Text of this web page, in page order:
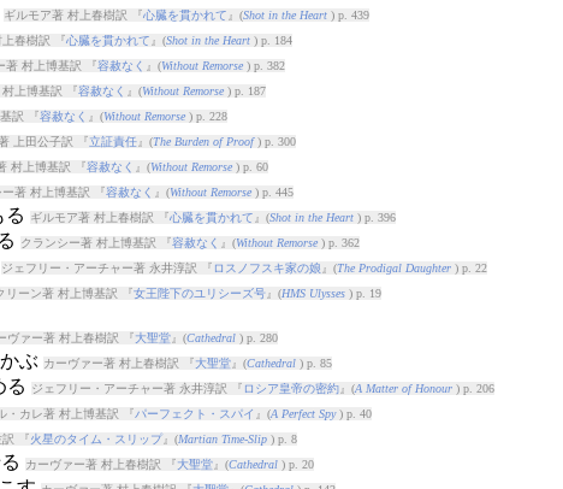
ギルモア著 村上春樹訳 『心臓を貫かれて 』(Shot in the Heart) p. 439
春樹訳 『心臓を貫かれて 』(Shot in the Heart) p. 184
著 村上博基訳 『容赦なく 』(Without Remorse) p. 382
上博基訳 『容赦なく 』(Without Remorse) p. 187
訳 『容赦なく 』(Without Remorse) p. 228
上田公子訳 『 立証責任』(The Burden of Proof) p. 300
村上博基訳 『容赦なく 』(Without Remorse) p. 60
ー著 村上博基訳 『容赦なく 』(Without Remorse) p. 445
る ギルモア著 村上春樹訳 『心臓を貫かれて 』(Shot in the Heart) p. 396
クランシー著 村上博基訳 『容赦なく 』(Without Remorse) p. 362
ジェフリー・アーチャー著 永井淳訳 『 ロスノフスキ家の娘 』(The Prodigal Daughter) p. 22
リーン著 村上博基訳 『女王陛下のユリシーズ号』(HMS Ulysses) p. 19
ヴァー著 村上春樹訳 『 大聖堂』(Cathedral) p. 280
ぶ カーヴァー著 村上春樹訳 『 大聖堂』(Cathedral) p. 85
る ジェフリー・アーチャー著 永井淳訳 『 ロシア皇帝の密約』(A Matter of Honour) p. 206
・カレ著 村上博基訳 『パーフェクト・スパイ 』(A Perfect Spy) p. 40
『 火星のタイム・スリップ』(Martian Time-Slip) p. 8
カーヴァー著 村上春樹訳 『 大聖堂』(Cathedral) p. 20